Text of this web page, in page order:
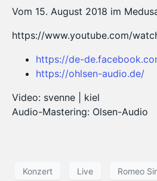
Vom 15. August 2018 im
https://www.youtube.com/
https://de-
https://ohlsen-audio.de/
Video: svenne | kiel
Audio-Mastering: Olsen-Audio
Konzert Live Romeo